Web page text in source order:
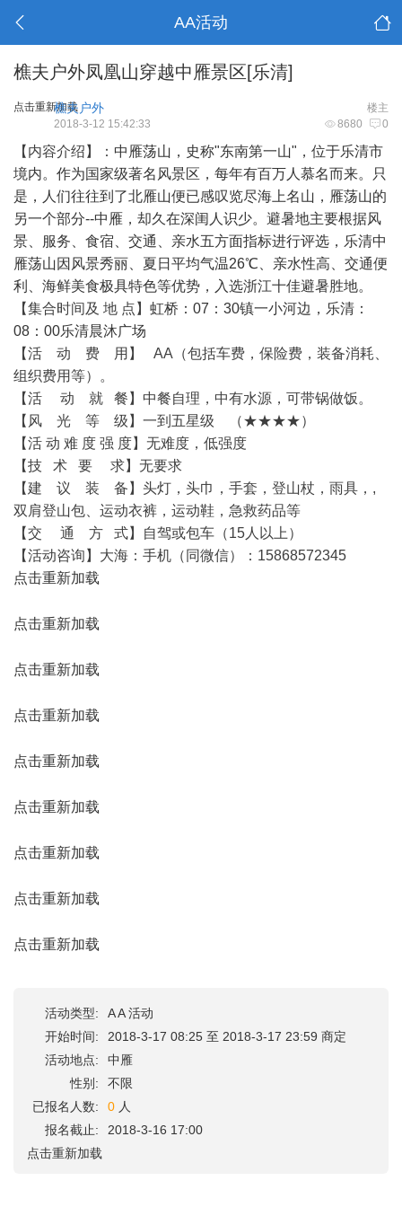
AA活动
樵夫户外凤凰山穿越中雁景区[乐清]
点击重新加载 楼主
樵夫户外
8680 0
2018-3-12 15:42:33
【内容介绍】： 中雁荡山，史称"东南第一山"，位于乐清市
境内。作为国家级著名风景区，每年有百万人慕名而来。只
是，人们往往到了北雁山便已感叹览尽海上名山， 雁荡山的
另一个部分--中雁，却久在深闺人识少。避暑地主要根据风
景、服务、食宿、交通、亲水五方面指标进行评选，乐清中
雁荡山因风景秀丽、夏日平均气温26℃、亲水性高、交通便
利、海鲜美食极具特色等优势，入选浙江十佳避暑胜地。
【集合时间及 地 点】 虹桥：07：30镇一小河边，乐清：
08：00乐清晨沐广场
【活 动 费 用】 AA（包括车费，保险费，装备消耗、
组织费用等）。
【活 动 就 餐】中餐自理，中有水源，可带锅做饭。
【风 光 等 级】一到五星级 （★★★★）
【活 动 难 度 强 度】无难度，低强度
【技 术 要 求】无要求
【建 议 装 备】头灯，头巾，手套，登山杖，雨具，,
双肩登山包、运动衣裤，运动鞋，急救药品等
【交 通 方 式】自驾或包车（15人以上）
【活动咨询】大海：手机（同微信）：15868572345
点击重新加载
点击重新加载
点击重新加载
点击重新加载
点击重新加载
点击重新加载
点击重新加载
点击重新加载
点击重新加载
活动类型:
A A 活动
开始时间:
2018-3-17 08:25 至 2018-3-17 23:59 商定
活动地点:
中雁
性别:
不限
已报名人数:
0 人
报名截止:
2018-3-16 17:00
点击重新加载